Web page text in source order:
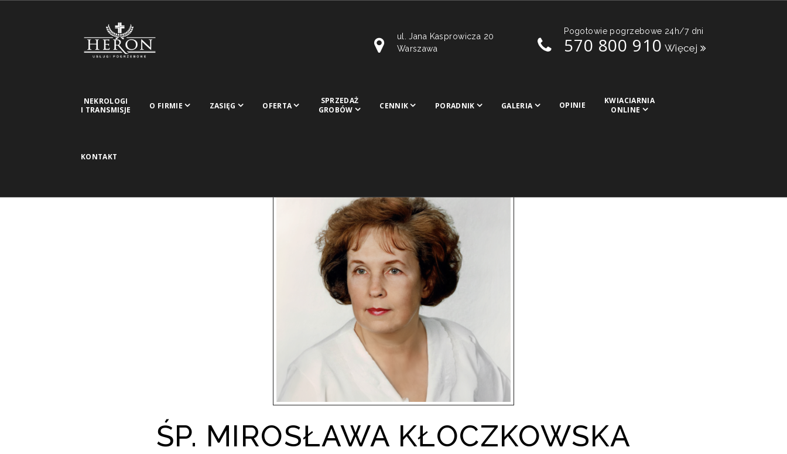
ul. Jana Kasprowicza 20
Warszawa
Pogotowie pogrzebowe 24h/7 dni
570 800 910 Więcej
NEKROLOGI
I TRANSMISJE
O FIRMIE ZASIĘG OFERTA
SPRZEDAŻ
GROBÓW
CENNIK PORADNIK GALERIA OPINIE
KWIACIARNIA
ONLINE
KONTAKT
ŚP. MIROSŁAWA KŁOCZKOWSKA